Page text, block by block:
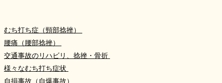
むち打ち症（頸部捻挫）
腰痛（腰部捻挫）
交通事故のリハビリ、捻挫・骨折
様々なむち打ち症状
自損事故（自爆事故）